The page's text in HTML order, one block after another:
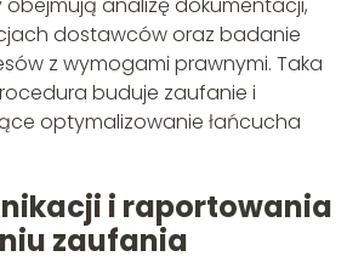
dostawców oraz badanie
z wymogami prawnymi. Taka
buduje zaufanie i
optymalizowanie łańcucha
i raportowania
zaufania